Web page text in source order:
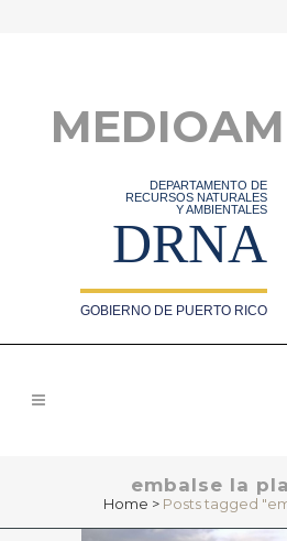
DEPARTAMENTO DE
RECURSOS NATURALES
Y AMBIENTALES
DRNA
GOBIERNO DE PUERTO RICO
embalse la
Home > Posts tagged